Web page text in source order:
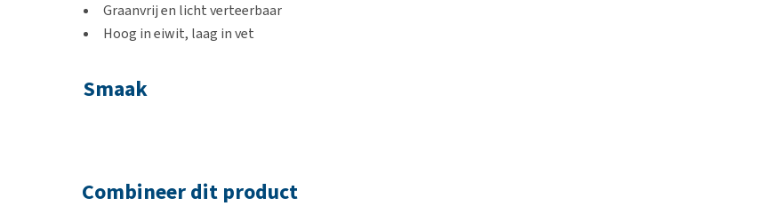
Graanvrij en licht verteerbaar
Hoog in eiwit, laag in vet
Smaak
Inhoud
Combineer dit product